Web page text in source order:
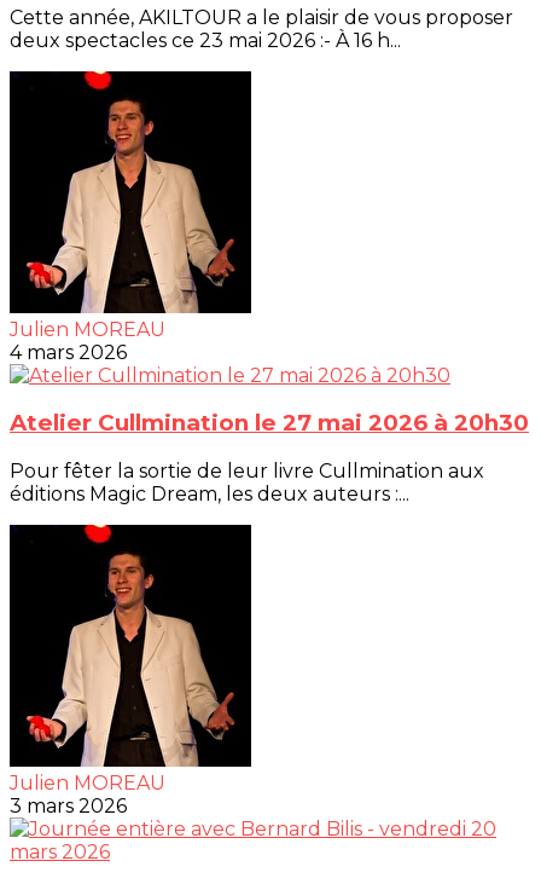
Cette année, AKILTOUR a le plaisir de vous proposer
deux spectacles ce 23 mai 2026 :- À 16 h...
Julien MOREAU
4 mars 2026
Atelier Cullmination le 27 mai 2026 à 20h30
Pour fêter la sortie de leur livre Cullmination aux
éditions Magic Dream, les deux auteurs :...
Julien MOREAU
3 mars 2026